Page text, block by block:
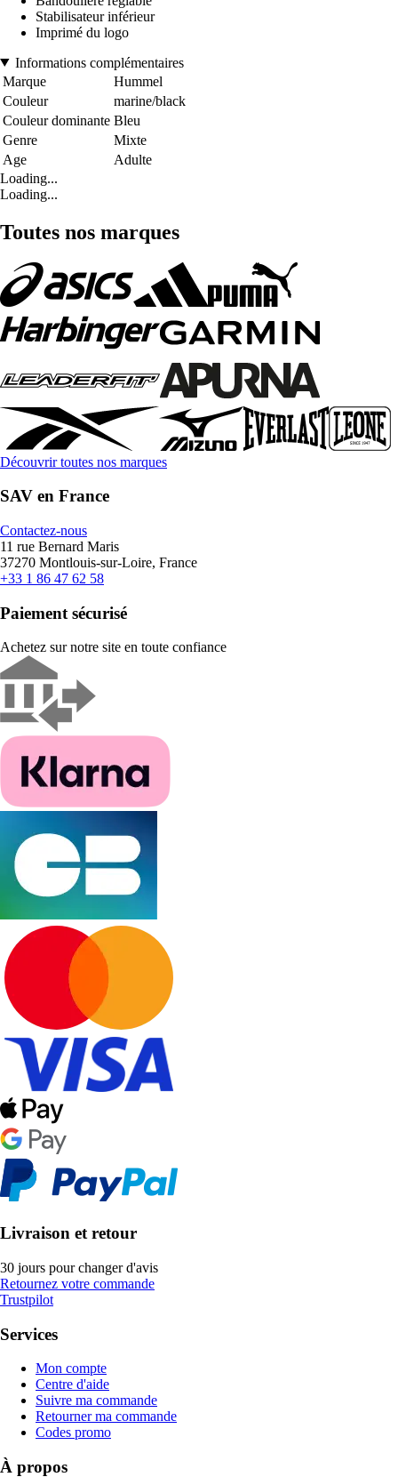
Stabilisateur inférieur
Imprimé du logo
Informations complémentaires
Marque
Hummel
Couleur
marine/black
Couleur dominante Bleu
Genre
Mixte
Age
Adulte
Loading...
Loading...
Toutes nos marques
Découvrir toutes nos marques
SAV en France
Contactez-nous
11 rue Bernard Maris
37270 Montlouis-sur-Loire, France
+33 1 86 47 62 58
Paiement sécurisé
Achetez sur notre site en toute confiance
Livraison et retour
30 jours pour changer d'avis
Retournez votre commande
Trustpilot
Services
Mon compte
Centre d'aide
Suivre ma commande
Retourner ma commande
Codes promo
À propos